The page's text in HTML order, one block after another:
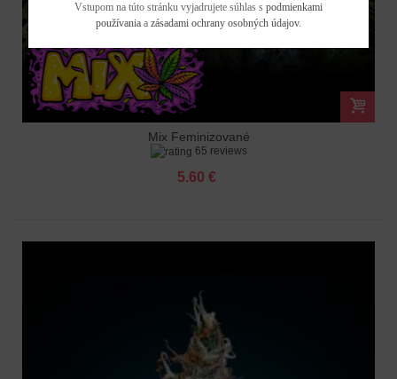
Mix Feminizované
65 reviews
5.60 €
Vstupom na túto stránku vyjadrujete súhlas s podmienkami
používaniaa zásadami ochrany osobných údajov.